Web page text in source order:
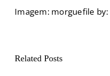
Imagem: morguefile by:
Related Posts